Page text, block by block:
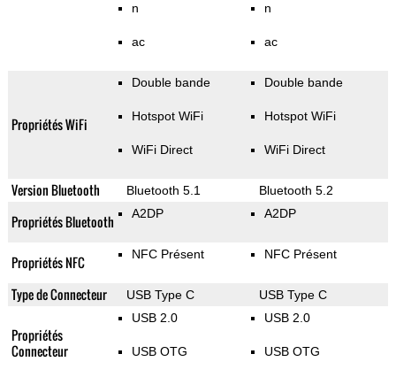
n
ac
n
ac
Propriétés WiFi
Double bande
Hotspot WiFi
WiFi Direct
Double bande
Hotspot WiFi
WiFi Direct
Version Bluetooth Bluetooth 5.1 Bluetooth 5.2
Propriétés Bluetooth A2DP A2DP
Propriétés NFC NFC Présent NFC Présent
Type de Connecteur USB Type C USB Type C
Propriétés
Connecteur
USB 2.0
USB OTG
USB 2.0
USB OTG